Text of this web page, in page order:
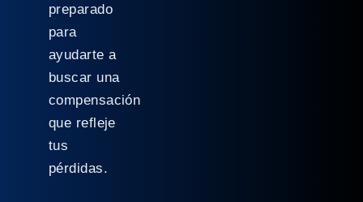
preparado
para
ayudarte a
buscar una
compensación
que refleje
tus
pérdidas.